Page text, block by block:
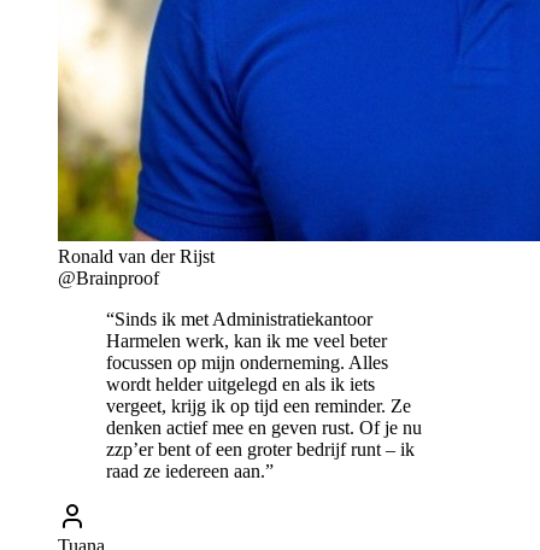
Ronald van der Rijst
@Brainproof
“Sinds ik met Administratiekantoor
Harmelen werk, kan ik me veel beter
focussen op mijn onderneming. Alles
wordt helder uitgelegd en als ik iets
vergeet, krijg ik op tijd een reminder. Ze
denken actief mee en geven rust. Of je nu
zzp’er bent of een groter bedrijf runt – ik
raad ze iedereen aan.”
Tuana